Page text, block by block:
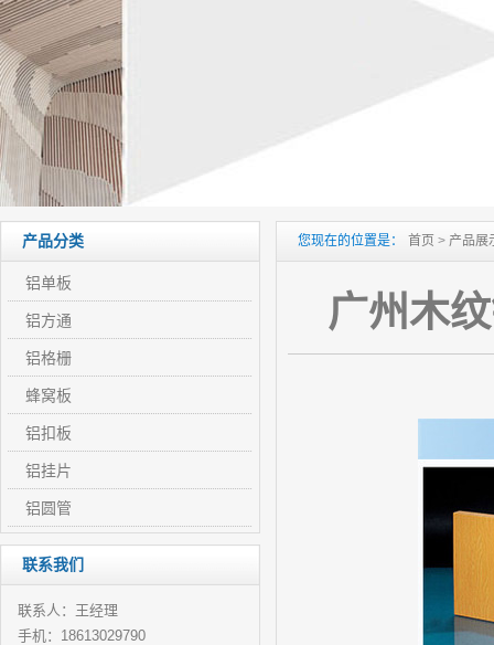
产品分类
铝单板
铝方通
铝格栅
蜂窝板
铝扣板
铝挂片
铝圆管
联系我们
联系人：王经理
手机：18613029790
您现在的位置是： 首页 > 产品展
广州木